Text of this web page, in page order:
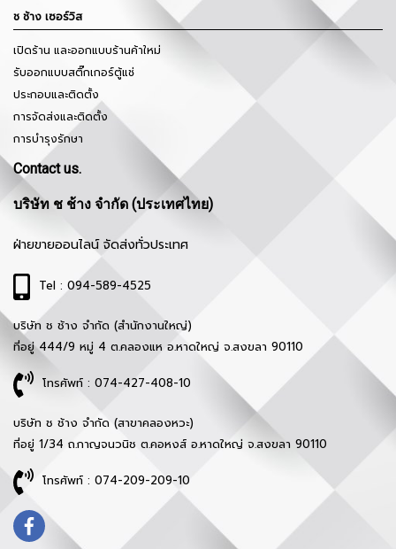
ช ช้าง เซอร์วิส
เปิดร้าน และออกแบบร้านค้าใหม่
รับออกแบบสติ๊กเกอร์ตู้แช่
ประกอบและติดตั้ง
การจัดส่งและติดตั้ง
การบำรุงรักษา
Contact us.
บริษัท ช ช้าง จำกัด (ประเทศไทย)
ฝ่ายขายออนไลน์ จัดส่งทั่วประเทศ
Tel : 094-589-4525
บริษัท ช ช้าง จำกัด (สำนักงานใหญ่)
ที่อยู่ 444/9 หมู่ 4 ต.คลองแห อ.หาดใหญ่ จ.สงขลา 90110
โทรศัพท์ : 074-427-408-10
บริษัท ช ช้าง จำกัด (สาขาคลองหวะ)
ที่อยู่ 1/34 ถ.กาญจนวนิช ต.คอหงส์ อ.หาดใหญ่ จ.สงขลา 90110
โทรศัพท์ : 074-209-209-10